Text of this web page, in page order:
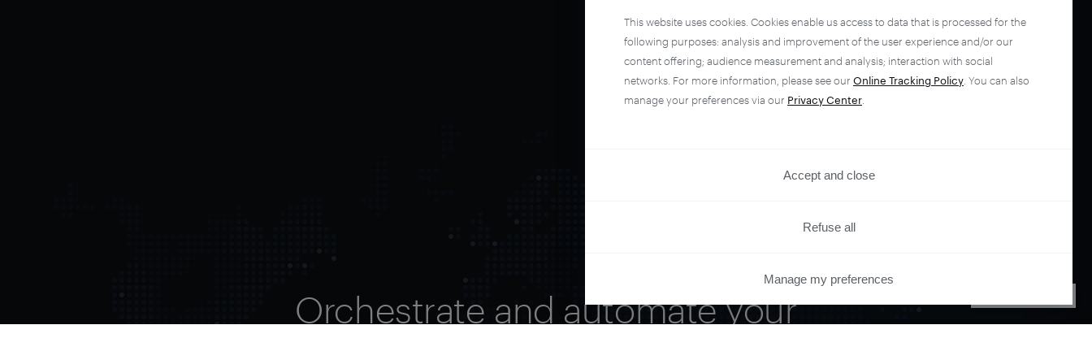
Orchestrate and automate your
This website uses cookies. Cookies enable us access to data that is processed for the
following purposes: analysis and improvement of the user experience and/or our
content offering; audience measurement and analysis; interaction with social
networks. For more information, please see our Online Tracking Policy . You can also
manage your preferences via our Privacy Center
Accept and close
Refuse all
Manage my preferences